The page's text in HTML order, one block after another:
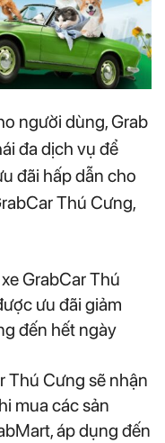
người dùng, Grab
đa dịch vụ để
đãi hấp dẫn cho
Thú Cưng,
GrabCar Thú
ưu đãi giảm
đến hết ngày
Thú Cưng sẽ nhận
mua các sản
áp dụng đến